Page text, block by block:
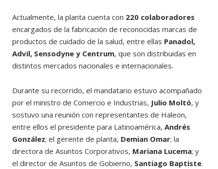
Actualmente, la planta cuenta con 220 colaboradores
encargados de la fabricación de reconocidas marcas de
productos de cuidado de la salud, entre ellas Panadol,
Advil, Sensodyne y Centrum, que son distribuidas en
distintos mercados nacionales e internacionales.
Durante su recorrido, el mandatario estuvo acompañado
por el ministro de Comercio e Industrias, Julio Moltó, y
sostuvo una reunión con representantes de Haleon,
entre ellos el presidente para Latinoamérica, Andrés
González; el gerente de planta, Demian Omar; la
directora de Asuntos Corporativos, Mariana Lucema; y
el director de Asuntos de Gobierno, Santiago Baptiste.